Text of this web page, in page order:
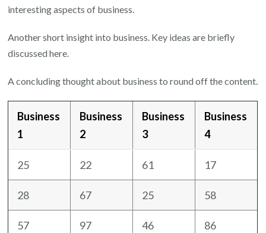
interesting aspects of business.
Another short insight into business. Key ideas are briefly
discussed here.
A concluding thought about business to round off the content.
Business
1
Business
2
Business
3
Business
4
25 22 61 17
28 67 25 58
57 97 46 86